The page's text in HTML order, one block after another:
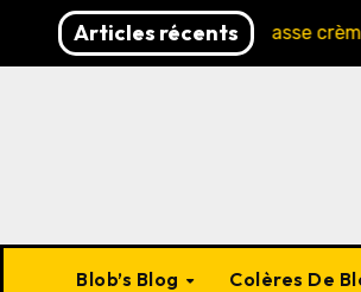
Articles récents
Francis !!!!! Ca passe crème !
Blob’s Blog Colères De